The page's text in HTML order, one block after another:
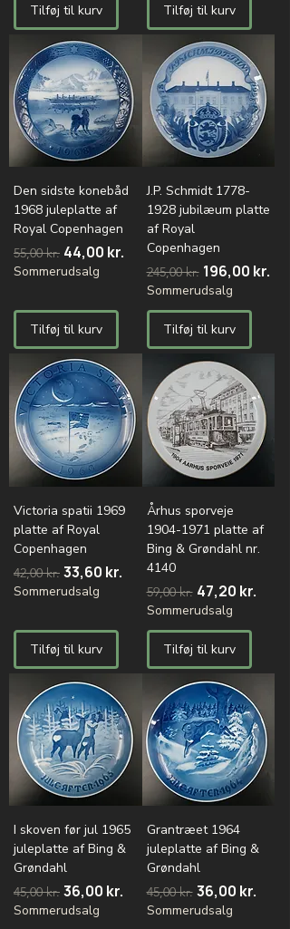
Tilføj til kurv Tilføj til kurv
Den sidste konebåd
1968 juleplatte af
Royal Copenhagen
Regulær pris
55,00 kr. Salgspris
44,00 kr.
Sommerudsalg
Tilføj til kurv
J.P. Schmidt 1778-
1928 jubilæum platte
af Royal
Copenhagen
Regulær pris
245,00 kr. Salgspris
196,00 kr.
Sommerudsalg
Tilføj til kurv
Victoria spatii 1969
platte af Royal
Copenhagen
Regulær pris
42,00 kr. Salgspris
33,60 kr.
Sommerudsalg
Tilføj til kurv
Århus sporveje
1904-1971 platte af
Bing & Grøndahl nr.
4140
Regulær pris
59,00 kr. Salgspris
47,20 kr.
Sommerudsalg
Tilføj til kurv
I skoven før jul 1965
juleplatte af Bing &
Grøndahl
Regulær pris
45,00 kr. Salgspris
36,00 kr.
Sommerudsalg
Grantræet 1964
juleplatte af Bing &
Grøndahl
Regulær pris
45,00 kr. Salgspris
36,00 kr.
Sommerudsalg